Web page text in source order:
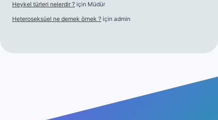
Heykel türleri nelerdir ? için Müdür
Heteroseksüel ne demek örnek ? için admin